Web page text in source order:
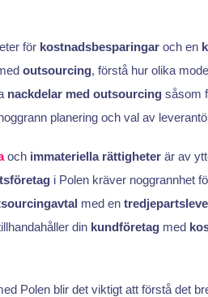
för kostnadsbesparingaroch en
outsourcing, förstå hur olika
nackdelar med outsourcingsåsom
planering och val av
och immateriella rättigheterär av
i Polen kräver noggrannhet
med en
din kundföretagmed
Polen blir det viktigt att förstå det